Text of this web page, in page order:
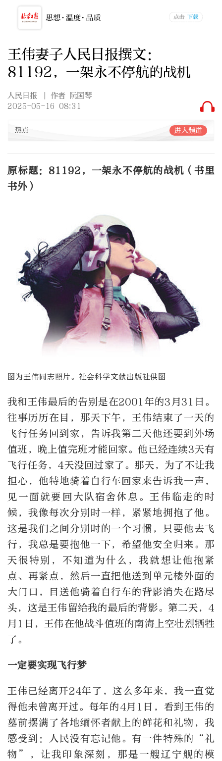
王伟妻子人民日报撰文：
81192，一架永不停航的战机
人民日报
| 作者 阮国琴
2025-05-16 08:31
热点 进入频道
原标题：81192，一架永不停航的战机（书里
书外）
图为王伟同志照片。社会科学文献出版社供图
我和王伟最后的告别是在2001年的3月31日。
往事历历在目，那天下午，王伟结束了一天的
飞行任务回到家，告诉我第二天他还要到外场
值班，晚上值完班才能回家。他已经连续3天有
飞行任务，4天没回过家了。那天，为了不让我
担心，他特地骑着自行车回家来告诉我一声，
见一面就要回大队宿舍休息。王伟临走的时
候，我像每次分别时一样，紧紧地拥抱了他。
这是我们之间分别时的一个习惯，只要他去飞
行，我总是要抱他一下，希望他安全归来。那
天很特别，不知道为什么，我就想让他抱紧
点、再紧点，然后一直把他送到单元楼外面的
大门口，目送他骑着自行车的背影消失在路尽
头，这是王伟留给我的最后的背影。第二天，4
月1日，王伟在他战斗值班的南海上空壮烈牺牲
了。
一定要实现飞行梦
王伟已经离开24年了，这么多年来，我一直觉
得他未曾离开过。每年的4月1日，看到王伟的
墓前摆满了各地缅怀者献上的鲜花和礼物，我
感受到：人民没有忘记他。有一件特殊的“礼
物”，让我印象深刻，那是一艘辽宁舰的模